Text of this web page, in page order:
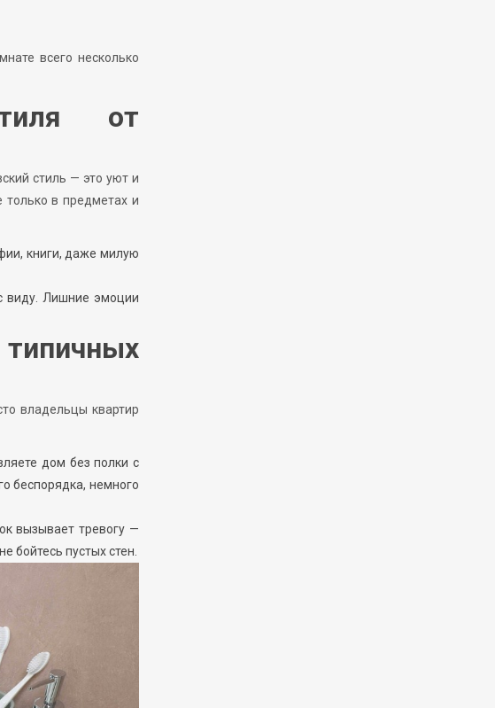
всего несколько
от
стиль — это уют и
только в предметах и
книги, даже милую
виду. Лишние эмоции
владельцы квартир
дом без полки с
беспорядка, немного
вызывает тревогу —
пустых стен.